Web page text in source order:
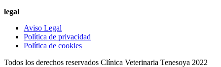
legal
Aviso Legal
Política de privacidad
Política de cookies
Todos los derechos reservados Clínica Veterinaria Tenesoya 2022